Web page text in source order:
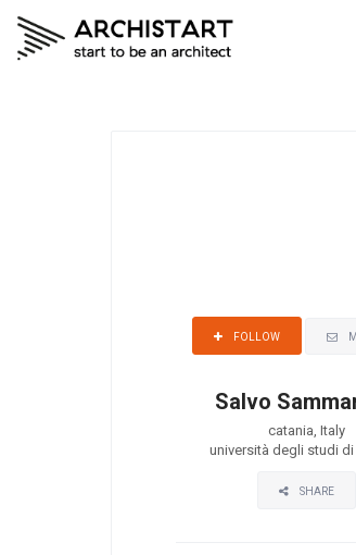
FOLLOW
Salvo
catania, Italy
università degli studi di
SHARE